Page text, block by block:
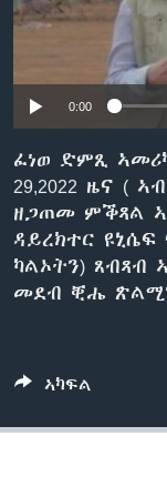
ቂሔ ጽልሚ
ቋንቋታት
0:00
ፈነወ ድምጺ
29,2022 ዜና (
ዘጋጠመ ምቕጻል
ዳይረክተር
ካልኦትን) ጸብጻብ
መደብ ቒሔ
ኣካፍል